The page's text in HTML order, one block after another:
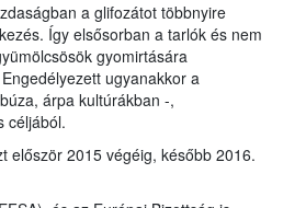
a glifozátot többnyire
Így elsősorban a tarlók és nem
gyomirtására
ugyanakkor a
árpa kultúrákban -,
céljából.
először 2015 végéig, később 2016.